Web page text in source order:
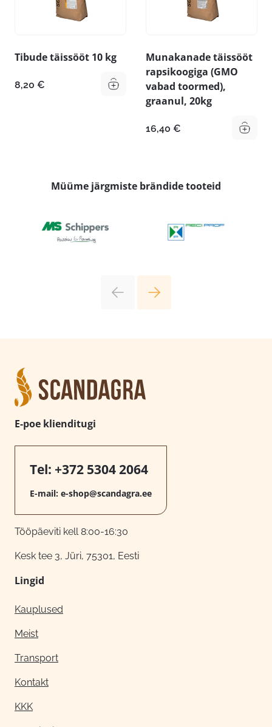
Tibude täissööt 10 kg
8,20 €
Munakanade täissööt
rapsikoogiga (GMO
vabad toormed),
graanul, 20kg
16,40 €
Müüme järgmiste brändide tooteid
E-poe klienditugi
Tel: +372 5304 2064
E-mail: e-shop@scandagra.ee
Tööpäeviti kell 8:00-16:30
Kesk tee 3, Jüri, 75301, Eesti
Lingid
Kauplused
Meist
Transport
Kontakt
KKK